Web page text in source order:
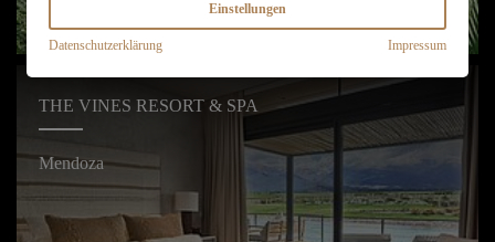
THE VINES RESORT & SPA
Mendoza
Einstellungen
Datenschutzerklärung Impressum